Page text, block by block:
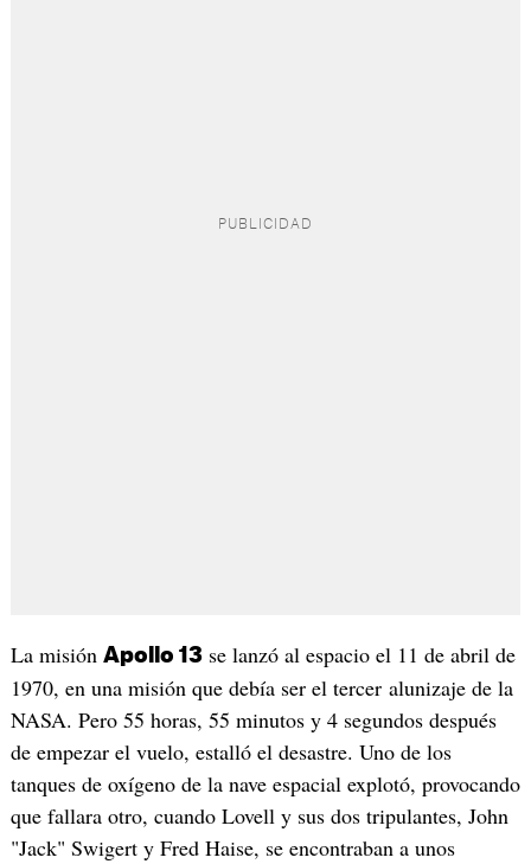
La misión Apollo 13se lanzó al espacio el 11 de abril de
1970, en una misión que debía ser el tercer alunizaje de la
NASA. Pero 55 horas, 55 minutos y 4 segundos después
de empezar el vuelo, estalló el desastre. Uno de los
tanques de oxígeno de la nave espacial explotó, provocando
que fallara otro, cuando Lovell y sus dos tripulantes, John
"Jack" Swigert y Fred Haise, se encontraban a unos